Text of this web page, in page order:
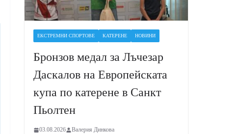
ЕКСТРЕМНИ СПОРТОВЕ КАТЕРЕНЕ НОВИНИ
Бронзов медал за Лъчезар
Даскалов на Европейската
купа по катерене в Санкт
Пьолтен
03.08.2026 Валерия Динкова